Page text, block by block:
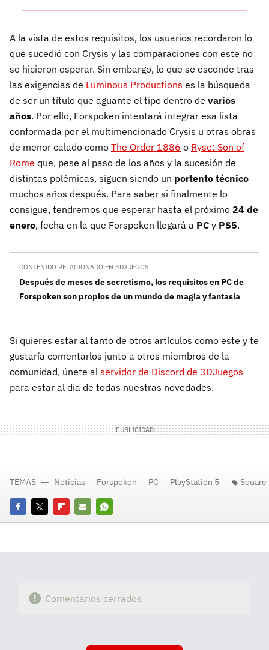
A la vista de estos requisitos, los usuarios recordaron lo
que sucedió con Crysis y las comparaciones con este no
se hicieron esperar. Sin embargo, lo que se esconde tras
las exigencias de Luminous Productions es la búsqueda
de ser un título que aguante el tipo dentro de varios
años. Por ello, Forspoken intentará integrar esa lista
conformada por el multimencionado Crysis u otras obras
de menor calado como The Order 1886 o Ryse: Son of
Rome que, pese al paso de los años y la sucesión de
distintas polémicas, siguen siendo un portento técnico
muchos años después. Para saber si finalmente lo
consigue, tendremos que esperar hasta el próximo 24 de
enero, fecha en la que Forspoken llegará a PC y PS5.
CONTENIDO RELACIONADO EN 3DJUEGOS
Después de meses de secretismo, los requisitos en PC de
Forspoken son propios de un mundo de magia y fantasía
Si quieres estar al tanto de otros artículos como este y te
gustaría comentarlos junto a otros miembros de la
comunidad, únete al servidor de Discord de 3DJuegos
para estar al día de todas nuestras novedades.
FacebookTwitterFlipboard
E-
Whatsapp
TEMAS Noticias Forspoken PC PlayStation 5 Square
Comentarios cerrados